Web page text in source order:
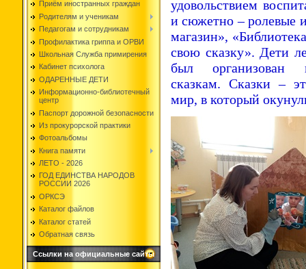
Приём иностранных граждан
Родителям и ученикам
Педагогам и сотрудникам
Профилактика гриппа и ОРВИ
Школьная Служба примирения
Кабинет психолога
ОДАРЕННЫЕ ДЕТИ
Информационно-библиотечный
центр
Паспорт дорожной безопасности
Из прокурорской практики
Фотоальбомы
Книга памяти
ЛЕТО - 2026
ГОД ЕДИНСТВА НАРОДОВ
РОССИИ 2026
ОРКСЭ
Каталог файлов
Каталог статей
Обратная связь
Ссылки на официальные сайты
удовольствием
и сюжетно – ролевые
магазин»,
свою сказку». Дети
был организован
сказкам. Сказки –
мир, в который